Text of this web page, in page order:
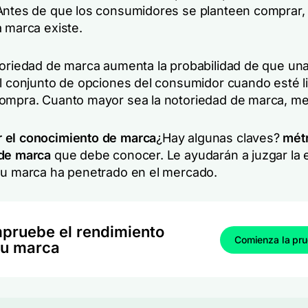
de que los consumidores se planteen
marca existe.
de marca aumenta la probabilidad de que
conjunto de opciones del consumidor cuando esté
Cuanto mayor sea la notoriedad de marca,
el conocimiento de marca¿Hay algunas claves?
marca que debe conocer. Le ayudarán a juzgar la
marca ha penetrado en el mercado.
el rendimiento
marca
Comienza la